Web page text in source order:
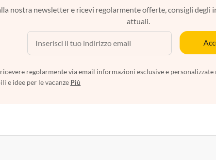
nostra newsletter e ricevi regolarmente offerte, consigli degli
attuali.
regolarmente via email informazioni esclusive e personalizzate
e idee per le vacanze Più